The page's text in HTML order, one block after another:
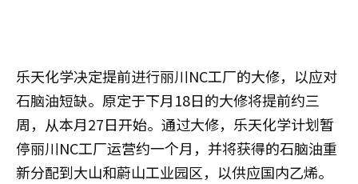
乐天化学决定提前进行丽川NC工厂的大修，以应对
石脑油短缺。原定于下月18日的大修将提前约三
周，从本月27日开始。通过大修，乐天化学计划暂
停丽川NC工厂运营约一个月，并将获得的石脑油重
新分配到大山和蔚山工业园区，以供应国内乙烯。